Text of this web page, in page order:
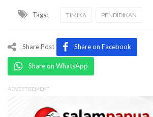
Tags: TIMIKA PENDIDIKAN
Share Post Share on Facebook
Share on WhatsApp
ADVERTISEMENT